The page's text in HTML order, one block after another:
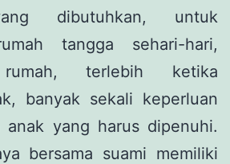
dibutuhkan, untuk
tangga sehari-hari,
rumah, terlebih ketika
banyak sekali keperluan
anak yang harus dipenuhi.
bersama suami memiliki